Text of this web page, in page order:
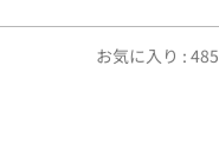
お気に入り : 485